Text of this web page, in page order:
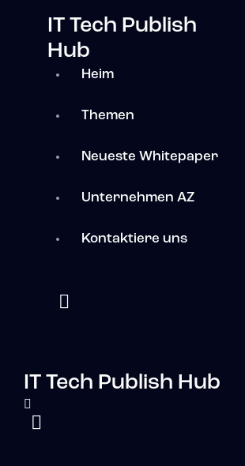
IT Tech Publish
Hub
Heim
Themen
Neueste Whitepaper
Unternehmen AZ
Kontaktiere uns
IT Tech Publish Hub